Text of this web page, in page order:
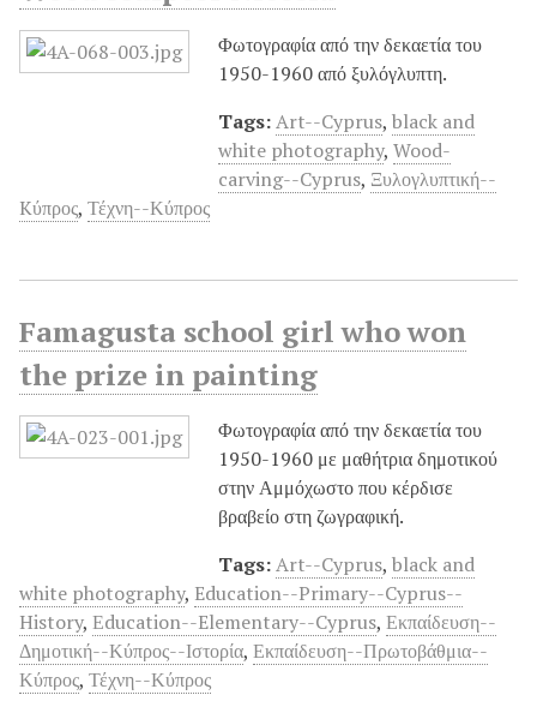
Φωτογραφία από την δεκαετία του
1950-1960 από ξυλόγλυπτη.
Tags:Art--Cyprus, black and
white photography, Wood-
carving--Cyprus, Ξυλογλυπτική--
Kύπρος, Τέχνη--Κύπρος
Famagusta school girl who won
the prize in painting
Φωτογραφία από την δεκαετία του
1950-1960 με μαθήτρια δημοτικού
στην Αμμόχωστο που κέρδισε
βραβείο στη ζωγραφική.
Tags:Art--Cyprus, black and
white photography, Education--Primary--Cyprus--
History, Εducation--Elementary--Cyprus, Εκπαίδευση--
Δημοτική--Κύπρος--Ιστορία, Εκπαίδευση--Πρωτοβάθμια--
Κύπρος, Τέχνη--Κύπρος